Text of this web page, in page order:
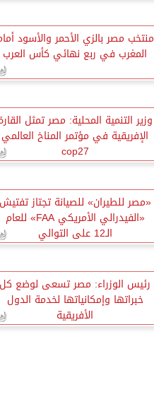
منتخب مصر بالزي الأحمر والأسود
المغرب في ربع نهائي كأس العرب
وزير التنمية المحلية: مصر تمثل
الإفريقية في مؤتمر المناخ العالمي
cop27
«مصر للطيران» للصيانة تجتاز تفتيش
«الفيدرالي الأمريكي FAA» للعام
الـ12 على التوالي
رئيس الوزراء: مصر تسعى لوضع كل
خبراتها وإمكانياتها لخدمة الدول
الأفريقية